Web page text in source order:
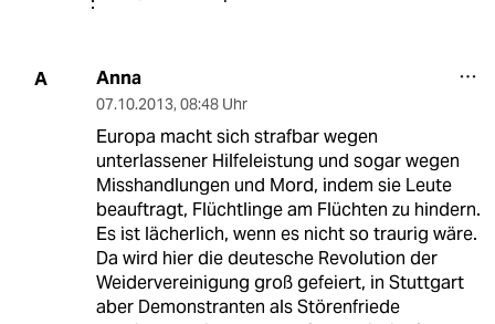
A Anna
07.10.2013, 08:48 Uhr
Europa macht sich strafbar wegen
unterlassener Hilfeleistung und sogar wegen
Misshandlungen und Mord, indem sie Leute
beauftragt, Flüchtlinge am Flüchten zu hindern.
Es ist lächerlich, wenn es nicht so traurig wäre.
Da wird hier die deutesche Revolution der
Weidervereinigung groß gefeiert, in Stuttgart
aber Demonstranten als Störenfriede